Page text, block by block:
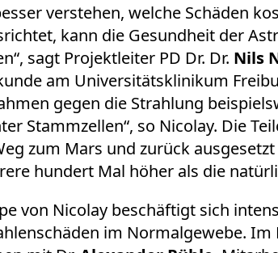
verstehen, welche Schäden
kann die Gesundheit der
sagt Projektleiter PD Dr. Dr. Nils
am Universitätsklinikum
gegen die Strahlung
Stammzellen“, so Nicolay. Die
zum Mars und zurück
hundert Mal höher als die
von Nicolay beschäftigt sich
im Normalgewebe.